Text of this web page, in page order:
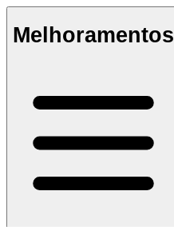
Melhoramentos